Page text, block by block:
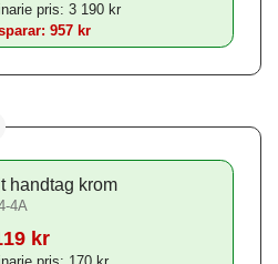
Ordinarie pris: 3 190 kr
957 kr
handtag krom
4A
kr